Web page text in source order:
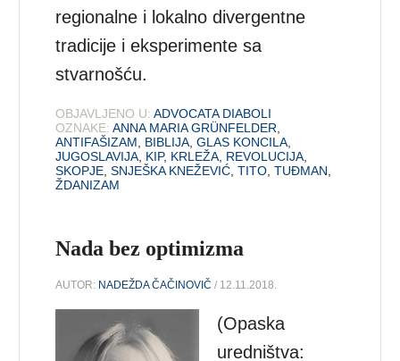
regionalne i lokalno divergentne
tradicije i eksperimente sa
stvarnošću.
OBJAVLJENO U: ADVOCATA DIABOLI
OZNAKE: ANNA MARIA GRÜNFELDER,
ANTIFAŠIZAM, BIBLIJA,GLAS KONCILA,
JUGOSLAVIJA, KIP, KRLEŽA, REVOLUCIJA,
SKOPJE,SNJEŠKA KNEŽEVIĆ,TITO,TUĐMAN,
ŽDANIZAM
Nada bez optimizma
AUTOR: NADEŽDA ČAČINOVIČ / 12.11.2018.
(Opaska
uredništva: